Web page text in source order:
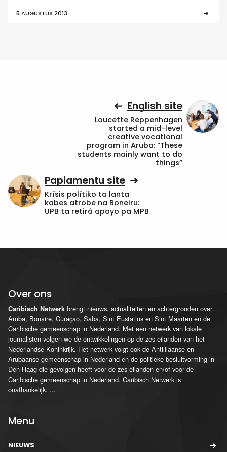
5 AUGUSTUS 2013
English site
Loucette Reppenhagen
started a mid-level
creative vocational
program in Aruba: “These
students mainly want to do
things”
Papiamentu site
Krísis polítiko ta lanta
kabes atrobe na Boneiru:
UPB ta retirá apoyo pa MPB
Over ons
Caribisch Netwerk brengt nieuws, actualiteiten en achtergronden over
Aruba, Bonaire, Curaçao, Saba, Sint Eustatius en Sint Maarten en de
Caribische gemeenschap in Nederland. Met een netwerk van lokale
journalisten volgen we de ontwikkelingen op de zes eilanden van het
Nederlandse Koninkrijk. Het netwerk volgt ook de Antilliaanse en
Arubaanse gemeenschap in Nederland en de politieke besluitvorming in
Den Haag die gevolgen heeft voor de zes eilanden en/of voor de
Caribische gemeenschap in Nederland. Caribisch Netwerk is
onafhankelijk. ...
Menu
NIEUWS